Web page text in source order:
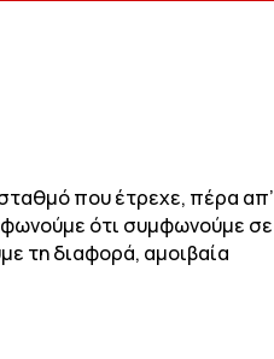
που έτρεχε, πέρα απ’
ότι συμφωνούμε σε
τη διαφορά, αμοιβαία